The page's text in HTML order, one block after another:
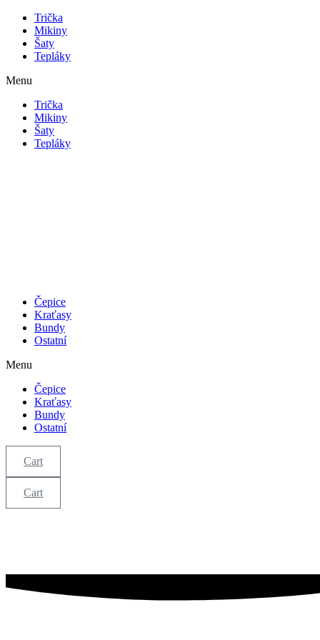
Přejít
obsahu
Trička
Mikiny
Šaty
Tepláky
Menu
Trička
Mikiny
Šaty
Tepláky
Čepice
Kraťasy
Bundy
Ostatní
Menu
Čepice
Kraťasy
Bundy
Ostatní
Cart
Cart